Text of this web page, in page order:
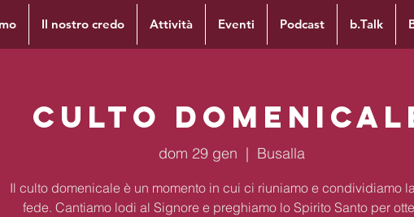
Il nostro credo Attività Eventi Podcast b.Talk
Culto
dom 29 gen
  |
Busalla
Il culto domenicale è un momento in cui ci riuniamo e condividiamo
fede. Cantiamo lodi al Signore e preghiamo lo Spirito Santo per